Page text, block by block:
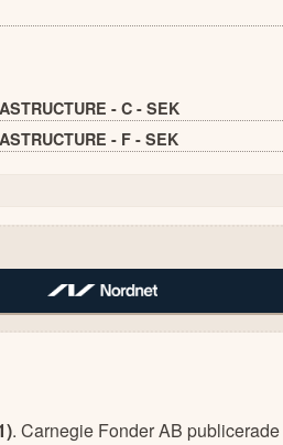
- C - SEK
- F - SEK
). Carnegie Fonder AB publicerade